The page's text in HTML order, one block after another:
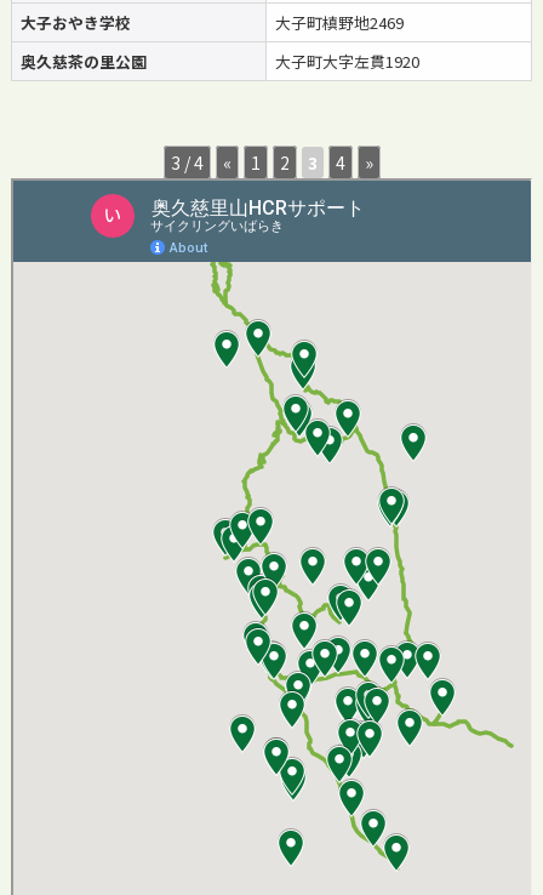
大子おやき学校
大子町槙野地2469
奥久慈茶の里公園
大子町大字左貫1920
3 / 4 « 1 2 3 4 »